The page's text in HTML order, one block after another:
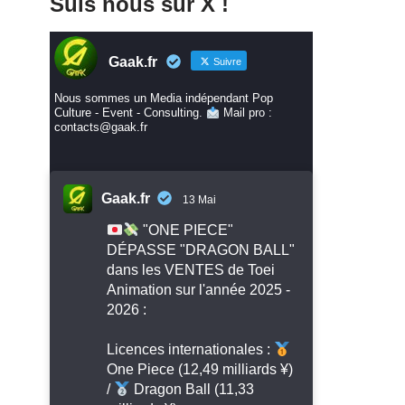
Gaak.fr Suivre
Nous sommes un Media indépendant Pop
Culture - Event - Consulting.
Mail pro :
contacts@gaak.fr
Gaak.fr 13 Mai
"ONE PIECE"
DÉPASSE "DRAGON BALL"
dans les VENTES de Toei
Animation sur l'année 2025 -
2026 :
Licences internationales :
One Piece (12,49 milliards ¥)
/
Dragon Ball (11,33